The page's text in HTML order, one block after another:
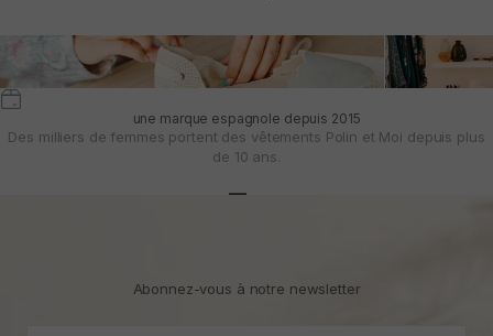
une marque espagnole depuis 2015
Des milliers de femmes portent des vêtements Polin et Moi depuis plus
de 10 ans.
Abonnez-vous à notre newsletter